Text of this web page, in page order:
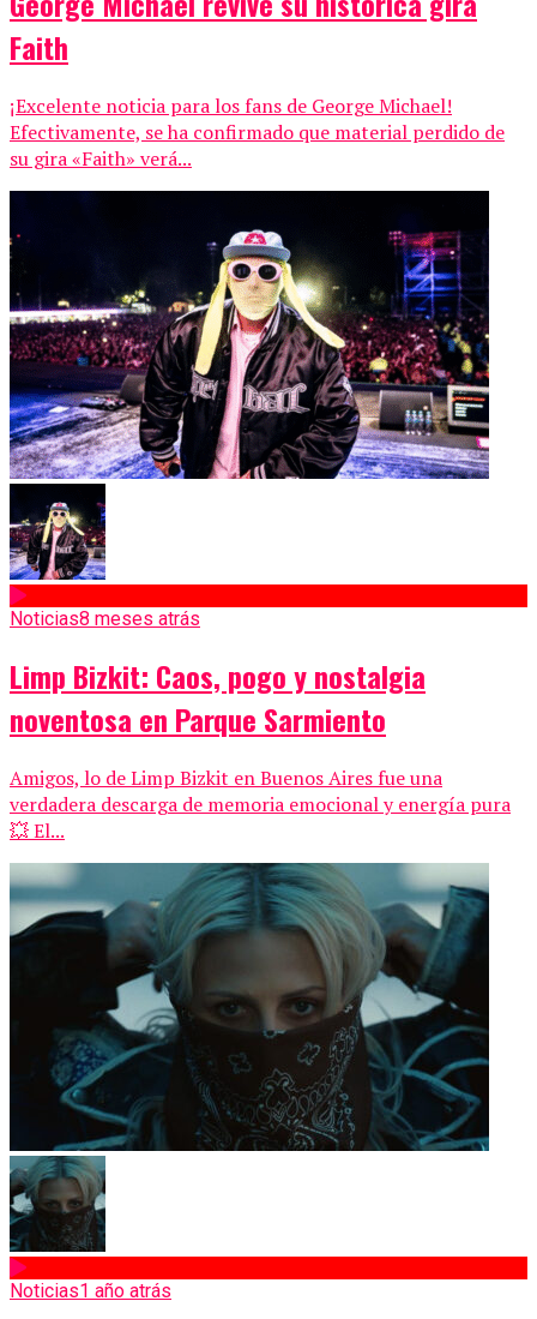
Faith
¡Excelente noticia para los fans de George Michael!
Efectivamente, se ha confirmado que material perdido de
su gira «Faith» verá...
Noticias8 meses atrás
Limp Bizkit: Caos, pogo y nostalgia
noventosa en Parque Sarmiento
Amigos, lo de Limp Bizkit en Buenos Aires fue una
verdadera descarga de memoria emocional y energía pura
💥 El...
Noticias1 año atrás